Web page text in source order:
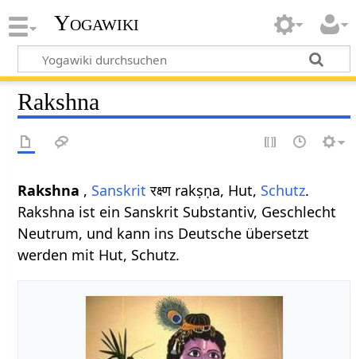
Yogawiki
Rakshna
Rakshna , Sanskrit रक्ष्ण rakṣṇa, Hut, Schutz.
Rakshna ist ein Sanskrit Substantiv, Geschlecht
Neutrum, und kann ins Deutsche übersetzt
werden mit Hut, Schutz.